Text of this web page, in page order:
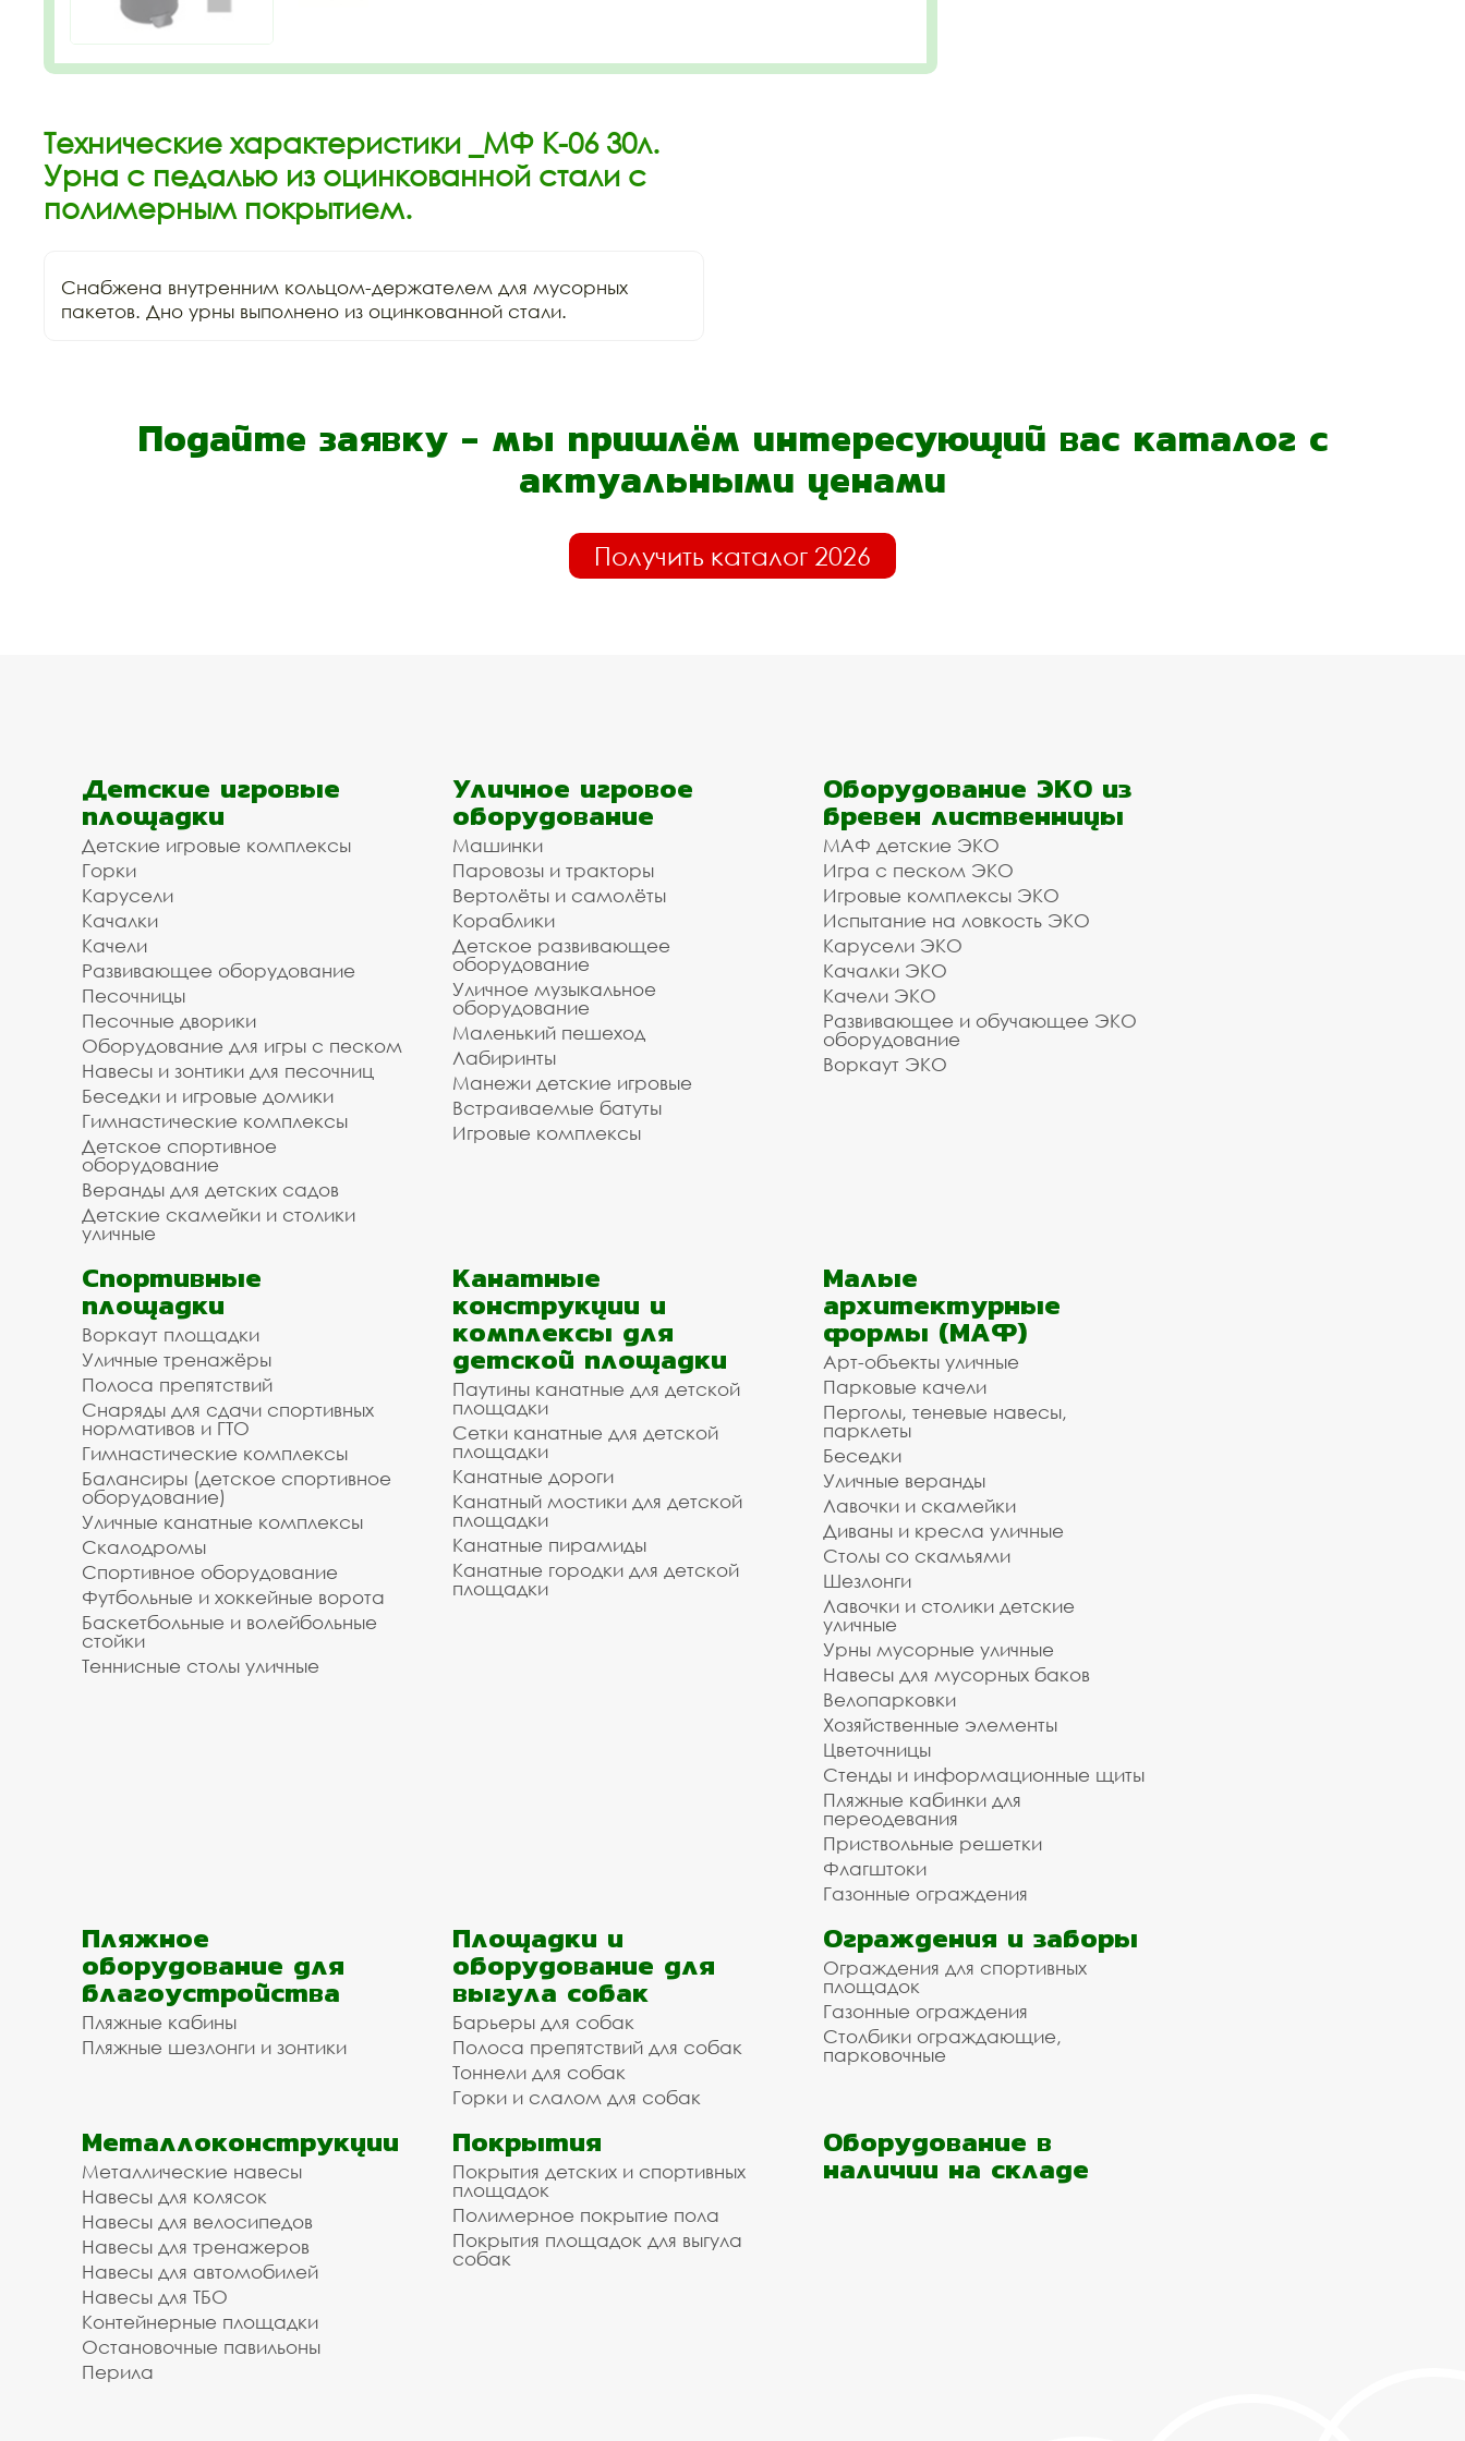
Технические характеристики _МФ К-06 30л.
Урна с педалью из оцинкованной стали с
полимерным покрытием.
Снабжена внутренним кольцом-держателем для мусорных
пакетов. Дно урны выполнено из оцинкованной стали.
Подайте заявку - мы пришлём интересующий вас каталог с
актуальными ценами
Получить каталог 2026
Детские игровые
площадки
Детские игровые комплексы
Горки
Карусели
Качалки
Качели
Развивающее оборудование
Песочницы
Песочные дворики
Оборудование для игры с песком
Навесы и зонтики для песочниц
Беседки и игровые домики
Гимнастические комплексы
Детское спортивное
оборудование
Веранды для детских садов
Детские скамейки и столики
уличные
Уличное игровое
оборудование
Машинки
Паровозы и тракторы
Вертолёты и самолёты
Кораблики
Детское развивающее
оборудование
Уличное музыкальное
оборудование
Маленький пешеход
Лабиринты
Манежи детские игровые
Встраиваемые батуты
Игровые комплексы
Оборудование ЭКО из
бревен лиственницы
МАФ детские ЭКО
Игра с песком ЭКО
Игровые комплексы ЭКО
Испытание на ловкость ЭКО
Карусели ЭКО
Качалки ЭКО
Качели ЭКО
Развивающее и обучающее ЭКО
оборудование
Воркаут ЭКО
Спортивные
площадки
Воркаут площадки
Уличные тренажёры
Полоса препятствий
Снаряды для сдачи спортивных
нормативов и ГТО
Гимнастические комплексы
Балансиры (детское спортивное
оборудование)
Уличные канатные комплексы
Скалодромы
Спортивное оборудование
Футбольные и хоккейные ворота
Баскетбольные и волейбольные
стойки
Теннисные столы уличные
Канатные
конструкции и
комплексы для
детской площадки
Паутины канатные для детской
площадки
Сетки канатные для детской
площадки
Канатные дороги
Канатный мостики для детской
площадки
Канатные пирамиды
Канатные городки для детской
площадки
Малые
архитектурные
формы (МАФ)
Арт-объекты уличные
Парковые качели
Перголы, теневые навесы,
парклеты
Беседки
Уличные веранды
Лавочки и скамейки
Диваны и кресла уличные
Столы со скамьями
Шезлонги
Лавочки и столики детские
уличные
Урны мусорные уличные
Навесы для мусорных баков
Велопарковки
Хозяйственные элементы
Цветочницы
Стенды и информационные щиты
Пляжные кабинки для
переодевания
Приствольные решетки
Флагштоки
Газонные ограждения
Пляжное
оборудование для
благоустройства
Пляжные кабины
Пляжные шезлонги и зонтики
Площадки и
оборудование для
выгула собак
Барьеры для собак
Полоса препятствий для собак
Тоннели для собак
Горки и слалом для собак
Ограждения и заборы
Ограждения для спортивных
площадок
Газонные ограждения
Столбики ограждающие,
парковочные
Металлоконструкции
Металлические навесы
Навесы для колясок
Навесы для велосипедов
Навесы для тренажеров
Навесы для автомобилей
Навесы для ТБО
Контейнерные площадки
Остановочные павильоны
Перила
Покрытия
Покрытия детских и спортивных
площадок
Полимерное покрытие пола
Покрытия площадок для выгула
собак
Оборудование в
наличии на складе